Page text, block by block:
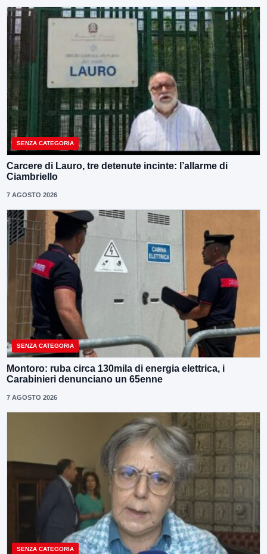
SENZA CATEGORIA
Carcere di Lauro, tre detenute incinte: l’allarme di
Ciambriello
7 AGOSTO 2026
SENZA CATEGORIA
Montoro: ruba circa 130mila di energia elettrica, i
Carabinieri denunciano un 65enne
7 AGOSTO 2026
SENZA CATEGORIA